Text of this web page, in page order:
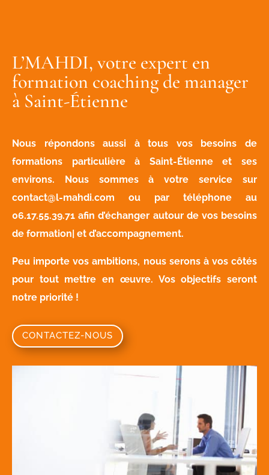
L’MAHDI, votre expert en
formation coaching de manager
à Saint-Étienne
Nous répondons aussi à tous vos besoins de
formations particulière à Saint-Étienne et ses
environs. Nous sommes à votre service sur
contact@l-mahdi.com ou par téléphone au
06.17.55.39.71 afin d’échanger autour de vos besoins
de formation| et d’accompagnement.
Peu importe vos ambitions, nous serons à vos côtés
pour tout mettre en œuvre. Vos objectifs seront
notre priorité !
CONTACTEZ-NOUS